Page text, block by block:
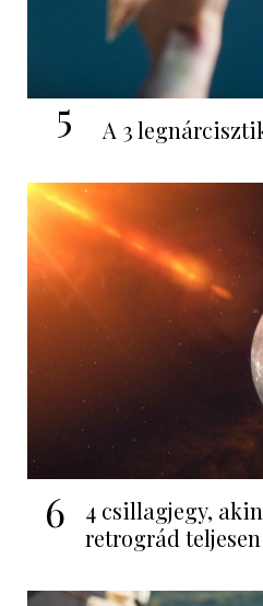
5 A 3
6
4 csillagjegy,
retrográd